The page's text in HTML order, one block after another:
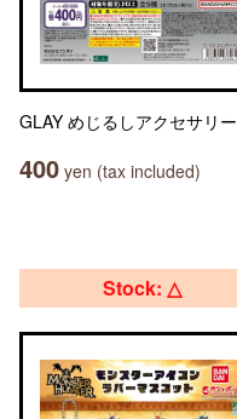
GLAY めじるしアクセサリー
400 yen (tax included)
Stock: △